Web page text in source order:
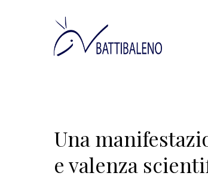
Una
e valenza